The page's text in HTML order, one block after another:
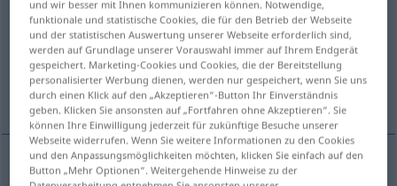
Übersicht aller Übersetzungen
(Für mehr Details die Übersetzung anklicken/antippen)
kötü eleştirmek
und wir besser mit Ihnen kommunizieren können. Notwendige,
funktionale und statistische Cookies, die für den Betrieb der Webseite
und der statistischen Auswertung unserer Webseite erforderlich sind,
werden auf Grundlage unserer Vorauswahl immer auf Ihrem Endgerät
gespeichert. Marketing-Cookies und Cookies, die der Bereitstellung
personalisierter Werbung dienen, werden nur gespeichert, wenn Sie uns
durch einen Klick auf den „Akzeptieren“-Button Ihr Einverständnis
geben. Klicken Sie ansonsten auf „Fortfahren ohne Akzeptieren“. Sie
können Ihre Einwilligung jederzeit für zukünftige Besuche unserer
Webseite widerrufen. Wenn Sie weitere Informationen zu den Cookies
und den Anpassungsmöglichkeiten möchten, klicken Sie einfach auf den
Button „Mehr Optionen“. Weitergehende Hinweise zu der